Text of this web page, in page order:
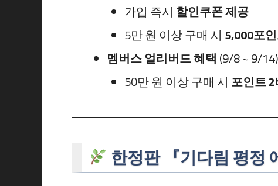
가입 즉시 할인쿠폰 제공
5만 원 이상 구매 시 5,000포
멤버스 얼리버드 혜택 (9/8 ~ 9/14)
50만 원 이상 구매 시 포인트
한정판 『기다림 평정